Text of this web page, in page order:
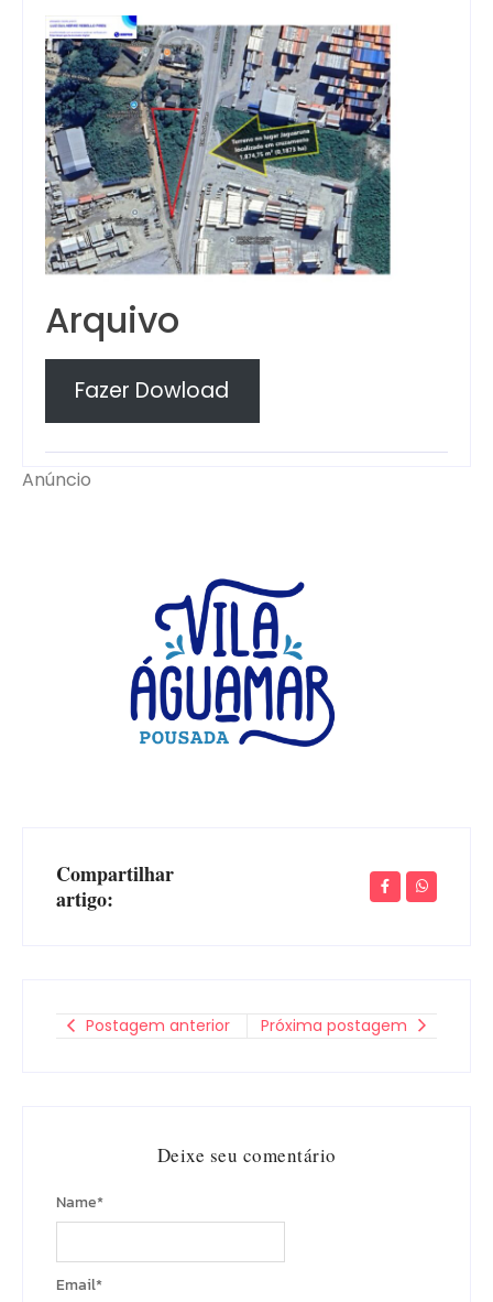
Arquivo
Fazer Dowload
Anúncio
Compartilhar
artigo:
Postagem anterior Próxima postagem
Deixe seu comentário
Name*
Email*